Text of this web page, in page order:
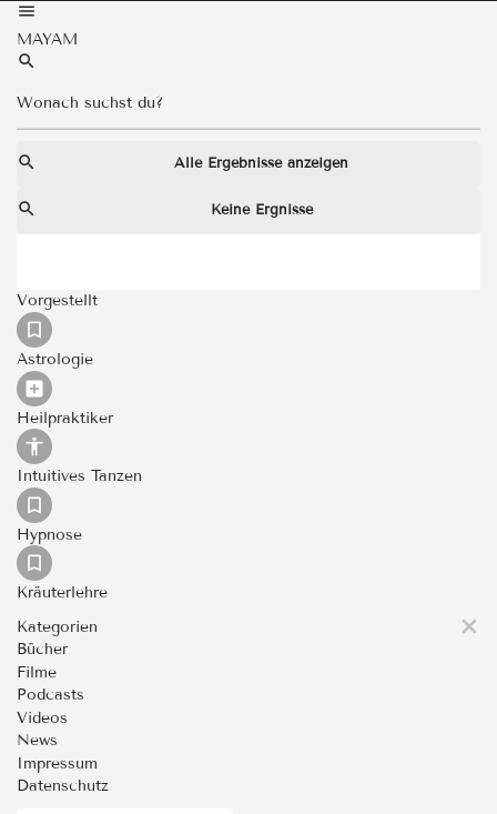
MAYAM
Alle Ergebnisse anzeigen
Keine Ergnisse
Vorgestellt
Astrologie
Heilpraktiker
Intuitives Tanzen
Hypnose
Kräuterlehre
Kategorien
Bücher
Filme
Podcasts
Videos
News
Impressum
Datenschutz